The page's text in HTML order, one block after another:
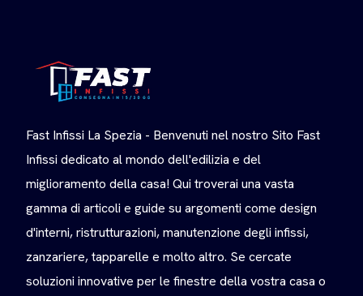
Fast Infissi La Spezia - Benvenuti nel nostro Sito Fast
Infissi dedicato al mondo dell'edilizia e del
miglioramento della casa! Qui troverai una vasta
gamma di articoli e guide su argomenti come design
d'interni, ristrutturazioni, manutenzione degli infissi,
zanzariere, tapparelle e molto altro. Se cercate
soluzioni innovative per le finestre della vostra casa o